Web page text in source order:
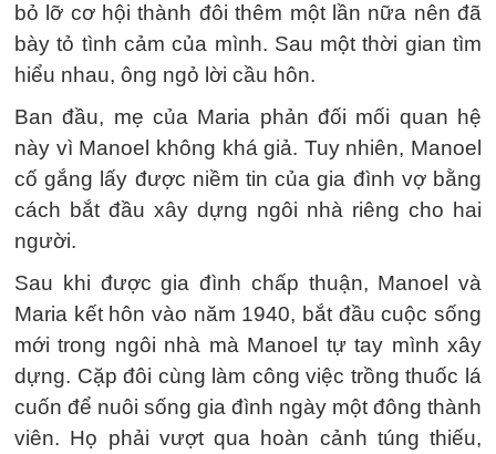
bỏ lỡ cơ hội thành đôi thêm một lần nữa nên đã
bày tỏ tình cảm của mình. Sau một thời gian tìm
hiểu nhau, ông ngỏ lời cầu hôn.
Ban đầu, mẹ của Maria phản đối mối quan hệ
này vì Manoel không khá giả. Tuy nhiên, Manoel
cố gắng lấy được niềm tin của gia đình vợ bằng
cách bắt đầu xây dựng ngôi nhà riêng cho hai
người.
Sau khi được gia đình chấp thuận, Manoel và
Maria kết hôn vào năm 1940, bắt đầu cuộc sống
mới trong ngôi nhà mà Manoel tự tay mình xây
dựng. Cặp đôi cùng làm công việc trồng thuốc lá
cuốn để nuôi sống gia đình ngày một đông thành
viên. Họ phải vượt qua hoàn cảnh túng thiếu,